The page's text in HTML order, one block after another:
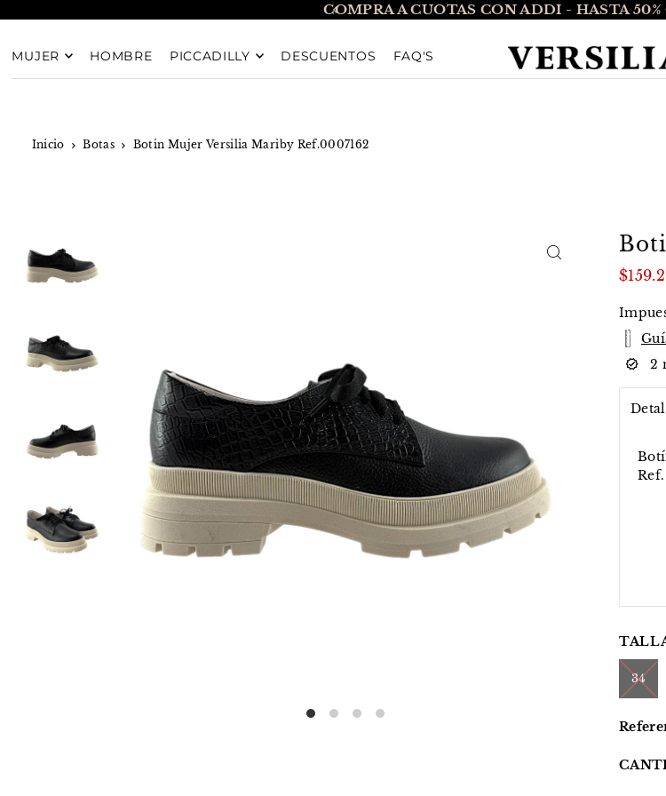
TRANSLATION MISSING: ES.ACCESSIBILITY.SKIP_TO_TEXT
COMPRA A CUOTAS CON ADDI - HASTA
MUJER HOMBRE PICCADILLY DESCUENTOS FAQ'S
Inicio Botas Botin Mujer Versilia Mariby Ref.0007162
2
34